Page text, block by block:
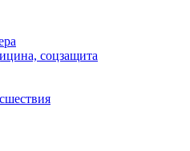
соцзащита